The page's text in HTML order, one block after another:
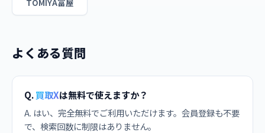
TOMIYA富屋
よくある質問
Q.買取Xは無料で使えますか？
A. はい、完全無料でご利用いただけます。会員登録も不要
で、検索回数に制限はありません。